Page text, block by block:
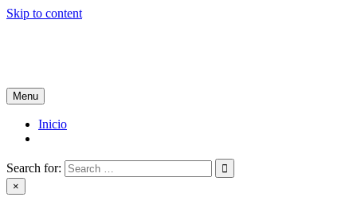
Skip to content
Menu
Inicio
Search for:
×